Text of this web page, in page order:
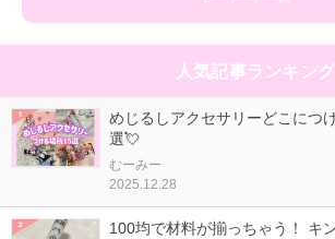
人気記事ランキング
めじるしアクセサリーどこにつ
選💘
むーみー
2025.12.28
100均で材料が揃っちゃう！ キ